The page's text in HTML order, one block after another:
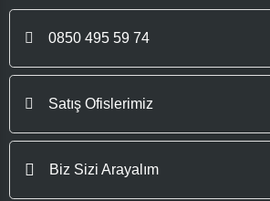
0850 495 59 74
Satış Ofislerimiz
Biz Sizi Arayalım